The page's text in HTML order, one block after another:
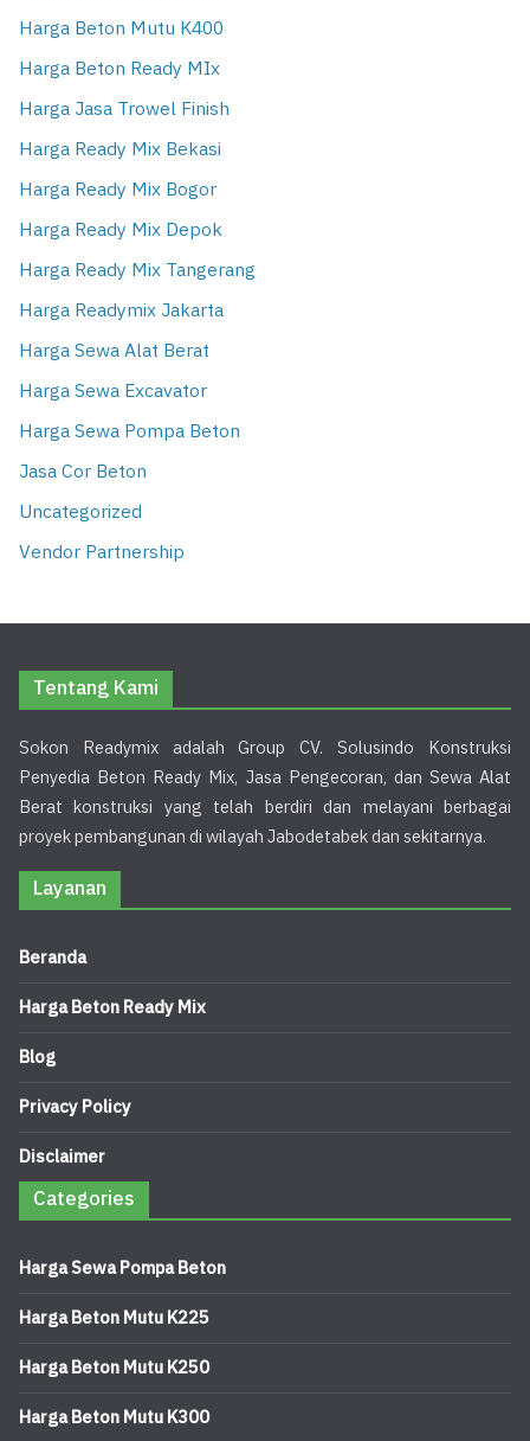
Harga Beton Mutu K400
Harga Beton Ready MIx
Harga Jasa Trowel Finish
Harga Ready Mix Bekasi
Harga Ready Mix Bogor
Harga Ready Mix Depok
Harga Ready Mix Tangerang
Harga Readymix Jakarta
Harga Sewa Alat Berat
Harga Sewa Excavator
Harga Sewa Pompa Beton
Jasa Cor Beton
Uncategorized
Vendor Partnership
Tentang Kami
Sokon Readymix adalah Group CV. Solusindo Konstruksi
Penyedia Beton Ready Mix, Jasa Pengecoran, dan Sewa Alat
Berat konstruksi yang telah berdiri dan melayani berbagai
proyek pembangunan di wilayah Jabodetabek dan sekitarnya.
Layanan
Beranda
Harga Beton Ready Mix
Blog
Privacy Policy
Disclaimer
Categories
Harga Sewa Pompa Beton
Harga Beton Mutu K225
Harga Beton Mutu K250
Harga Beton Mutu K300